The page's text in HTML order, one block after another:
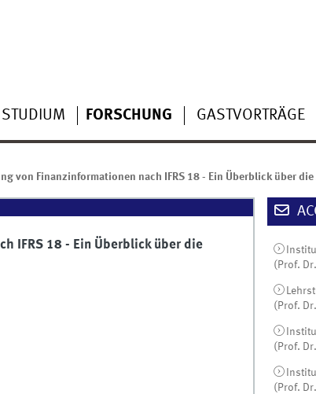
STUDIUM FORSCHUNG GASTVORTRÄGE
von Finanzinformationen nach IFRS 18 - Ein Überblick über die
IFRS 18 - Ein Überblick über die
(Prof.
(Prof.
(Prof.
(Prof.